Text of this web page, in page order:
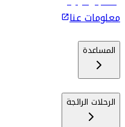
معلومات عنا
المساعدة
الرحلات الرائجة